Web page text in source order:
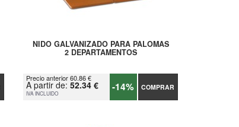
NIDO GALVANIZADO PARA PALOMAS
2 DEPARTAMENTOS
Precio anterior 60.86 €
A partir de:52.34 €
IVA INCLUIDO -14% COMPRAR